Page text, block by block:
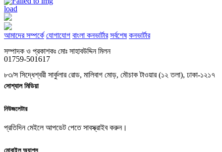
আমাদের সম্পর্কে যোগাযোগ বাংলা কনভার্টার সর্বশেষ কনভার্টার
সম্পাদক ও প্রকাশকঃ মোঃ সাহাবউদ্দিন মিলন
01759-501617
৮৩/স সিদ্ধেশ্বরী সার্কুলার রোড, মালিবাগ মোড়, মৌচাক টাওয়ার (১২ তলা), ঢাকা-১২১৭
সোশ্যাল মিডিয়া
নিউজলেটার
প্রতিদিন মেইলে আপডেট পেতে সাবস্ক্রাইব করুন।
মোবাইল অ্যাপস